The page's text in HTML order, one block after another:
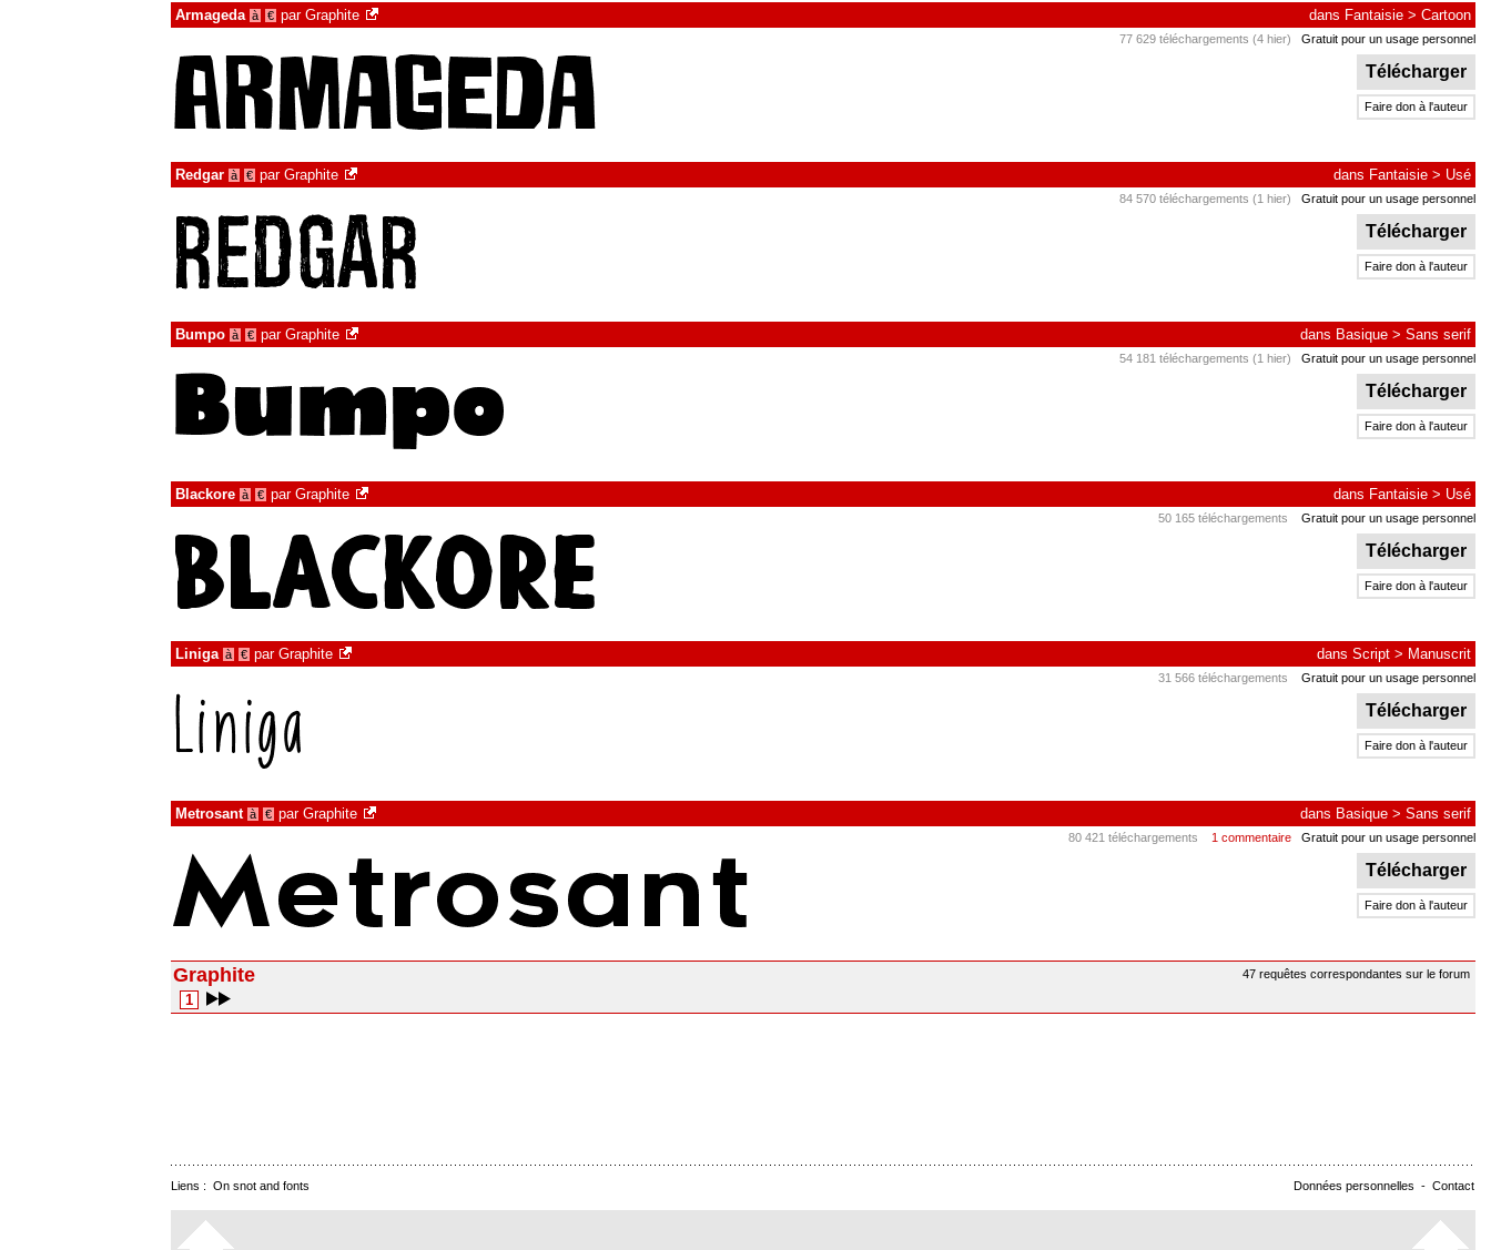
Armageda à € par Graphite dans Fantaisie > Cartoon
77 629 téléchargements (4 hier) Gratuit pour un usage personnel
Télécharger
Faire don à l'auteur
Redgar à € par Graphite dans Fantaisie > Usé
84 570 téléchargements (1 hier) Gratuit pour un usage personnel
Télécharger
Faire don à l'auteur
Bumpo à € par Graphite dans Basique > Sans serif
54 181 téléchargements (1 hier) Gratuit pour un usage personnel
Télécharger
Faire don à l'auteur
Blackore à € par Graphite dans Fantaisie > Usé
50 165 téléchargements Gratuit pour un usage personnel
Télécharger
Faire don à l'auteur
Liniga à € par Graphite dans Script > Manuscrit
31 566 téléchargements Gratuit pour un usage personnel
Télécharger
Faire don à l'auteur
Metrosant à € par Graphite dans Basique > Sans serif
80 421 téléchargements 1 commentaire Gratuit pour un usage personnel
Télécharger
Faire don à l'auteur
47 requêtes correspondantes sur le forum
Graphite
1
Données personnelles - Contact
Liens : On snot and fonts